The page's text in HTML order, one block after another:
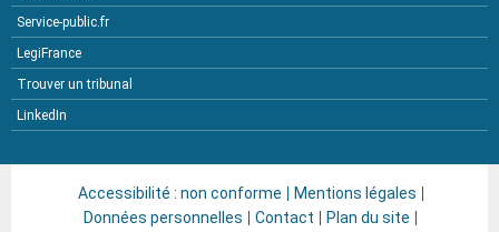
Service-public.fr
LegiFrance
Trouver un tribunal
LinkedIn
Accessibilité : non conforme
Mentions légales
Données personnelles
Contact Plan du site